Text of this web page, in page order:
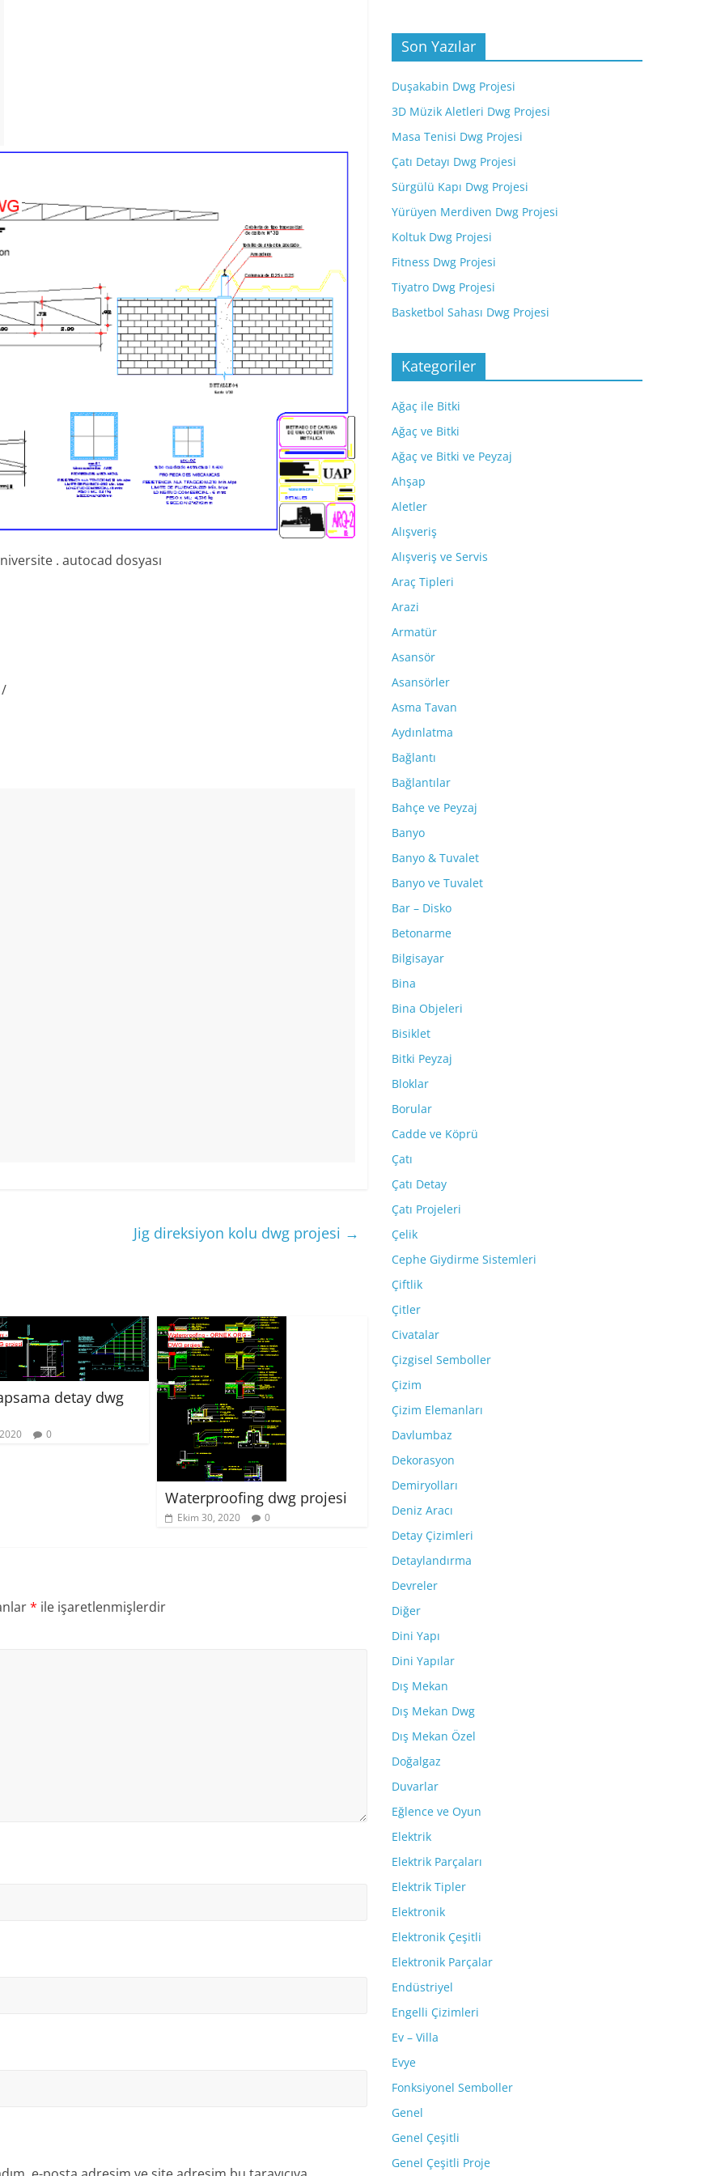
. autocad dosyası
Jig direksiyon kolu dwg projesi →
detay dwg
0
Waterproofing dwg projesi
Ekim 30, 2020 0
* ile işaretlenmişlerdir
Son Yazılar
Duşakabin Dwg Projesi
3D Müzik Aletleri Dwg Projesi
Masa Tenisi Dwg Projesi
Çatı Detayı Dwg Projesi
Sürgülü Kapı Dwg Projesi
Yürüyen Merdiven Dwg Projesi
Koltuk Dwg Projesi
Fitness Dwg Projesi
Tiyatro Dwg Projesi
Basketbol Sahası Dwg Projesi
Kategoriler
Ağaç ile Bitki
Ağaç ve Bitki
Ağaç ve Bitki ve Peyzaj
Ahşap
Aletler
Alışveriş
Alışveriş ve Servis
Araç Tipleri
Arazi
Armatür
Asansör
Asansörler
Asma Tavan
Aydınlatma
Bağlantı
Bağlantılar
Bahçe ve Peyzaj
Banyo
Banyo & Tuvalet
Banyo ve Tuvalet
Bar – Disko
Betonarme
Bilgisayar
Bina
Bina Objeleri
Bisiklet
Bitki Peyzaj
Bloklar
Borular
Cadde ve Köprü
Çatı
Çatı Detay
Çatı Projeleri
Çelik
Cephe Giydirme Sistemleri
Çiftlik
Çitler
Civatalar
Çizgisel Semboller
Çizim
Çizim Elemanları
Davlumbaz
Dekorasyon
Demiryolları
Deniz Aracı
Detay Çizimleri
Detaylandırma
Devreler
Diğer
Dini Yapı
Dini Yapılar
Dış Mekan
Dış Mekan Dwg
Dış Mekan Özel
Doğalgaz
Duvarlar
Eğlence ve Oyun
Elektrik
Elektrik Parçaları
Elektrik Tipler
Elektronik
Elektronik Çeşitli
Elektronik Parçalar
Endüstriyel
Engelli Çizimleri
Ev – Villa
Evye
Fonksiyonel Semboller
Genel
Genel Çeşitli
Genel Çeşitli Proje